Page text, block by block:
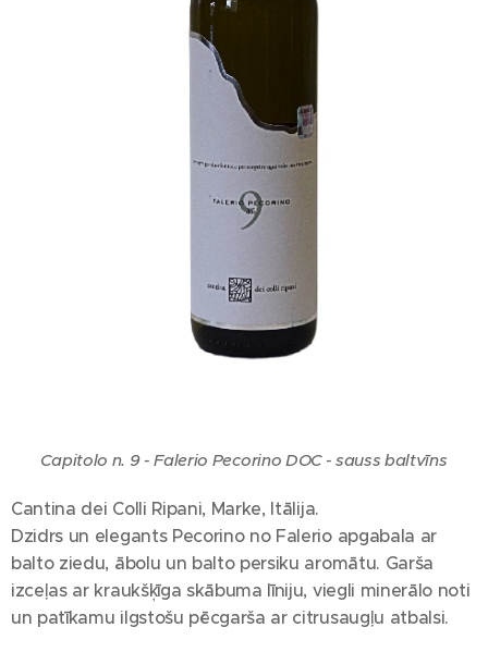
Capitolo n. 9 - Falerio Pecorino DOC - sauss baltvīns
Cantina dei Colli Ripani, Marke, Itālija.
Dzidrs un elegants Pecorino no Falerio apgabala ar
balto ziedu, ābolu un balto persiku aromātu. Garša
izceļas ar kraukšķīga skābuma līniju, viegli minerālo noti
un patīkamu ilgstošu pēcgarša ar citrusaugļu atbalsi.